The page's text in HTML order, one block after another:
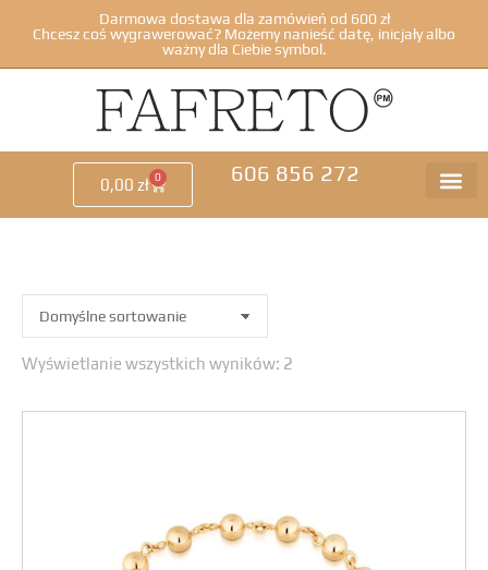
Darmowa dostawa dla zamówień od 600 zł
Chcesz coś wygrawerować? Możemy nanieść datę, inicjały albo
ważny dla Ciebie symbol.
0,00 zł 0 606 856 272
Wyświetlanie wszystkich wyników: 2